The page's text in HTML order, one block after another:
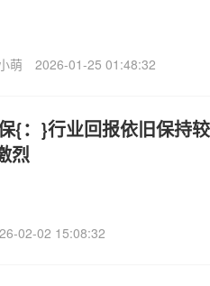
萌 2026-01-25 01:48:32
{：}行业回报依旧保持
烈
02-02 15:08:32